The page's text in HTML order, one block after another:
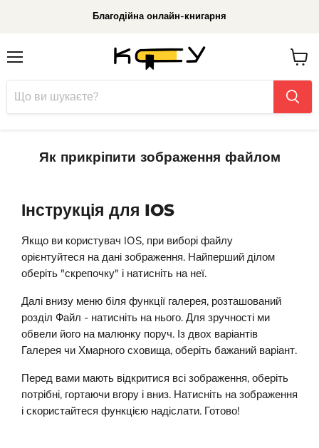
Благодійна онлайн-книгарня
До
Як прикріпити зображення файлом
Інструкція для IOS
Якщо ви користувач IOS, при виборі файлу
орієнтуйтеся на дані зображення. Найперший ділом
оберіть "скрепочку" і натисніть на неї.
Далі внизу меню біля функції галерея, розташований
розділ Файл - натисніть на нього. Для зручності ми
обвели його на малюнку поруч. Із двох варіантів
Галерея чи Хмарного сховища, оберіть бажаний варіант.
Перед вами мають відкритися всі зображення, оберіть
потрібні, гортаючи вгору і вниз. Натисніть на зображення
і скористайтеся функцією надіслати. Готово!